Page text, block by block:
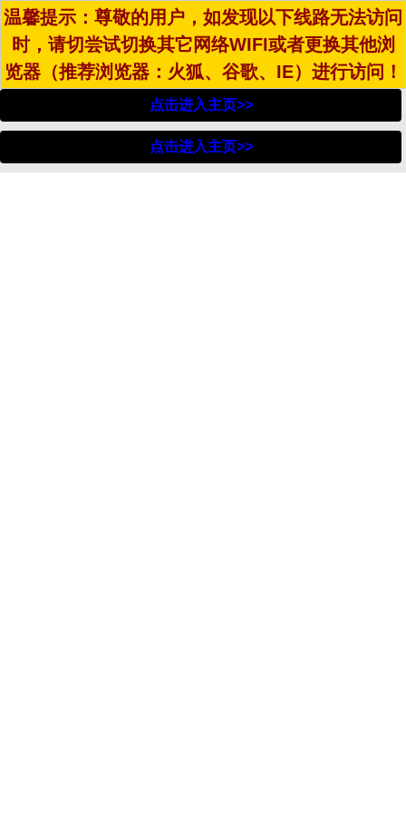
温馨提示：尊敬的用户，如发现以下线路无法访问
时，请切尝试切换其它网络WIFI或者更换其他浏
览器（推荐浏览器：火狐、谷歌、IE）进行访问！
点击进入主页>>
点击进入主页>>